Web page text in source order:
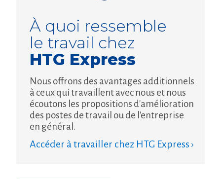
À quoi ressemble
le travail chez
HTG Express
Nous offrons des avantages additionnels
à ceux qui travaillent avec nous et nous
écoutons les propositions d'amélioration
des postes de travail ou de l'entreprise
en général.
Accéder à travailler chez HTG Express ›